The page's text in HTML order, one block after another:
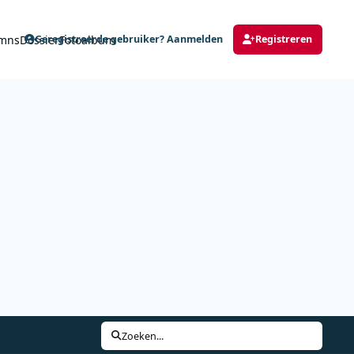
DossierFotoalbum
Geregistreerde gebruiker? Aanmelden Registreren
Zoeken...